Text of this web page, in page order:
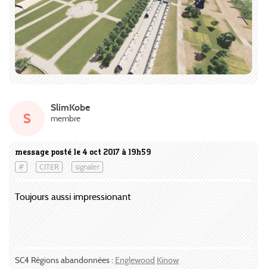
message posté le 4 oct 2017 à 19h59
# CITER signaler
S
SlimKobe
membre
Toujours aussi impressionant
SC4 Régions abandonnées : Englewood Kinow